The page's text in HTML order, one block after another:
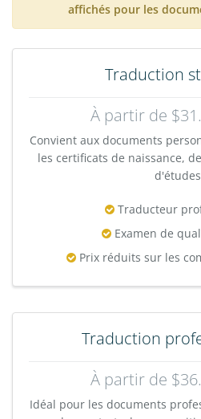
affichés pour les
Traduction
À partir de
Convient aux documents
les certificats de naissance,
Traducteur
Examen de
Prix réduits sur les
Traduction
À partir de
Idéal pour les documents